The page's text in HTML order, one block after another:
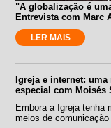
"A globalização é
Entrevista com Marc
LER MAIS
Igreja e internet:
especial com Moisés
Embora a Igreja tenha
meios de